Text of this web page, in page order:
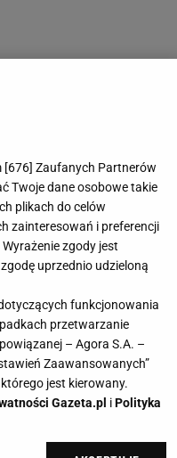
[676] Zaufanych Partnerów
Twoje dane osobowe takie
plikach do celów
zainteresowań i preferencji
zgody jest
uprzednio udzieloną
funkcjonowania
przetwarzanie
– Agora S.A. –
Zaawansowanych”
jest kierowany.
Gazeta.pl iPolityka